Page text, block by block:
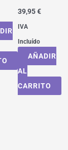
39,95€
IVA
Incluído
AÑADIR
AL
CARRITO